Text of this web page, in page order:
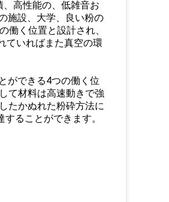
高性能の、低雑音お
施設、大学、良い粉の
働く位置と設計され、
ていればまた真空の環
ができる4つの働く位
て材料は高速動きで強
たかぬれた粉砕方法に
ることができます。